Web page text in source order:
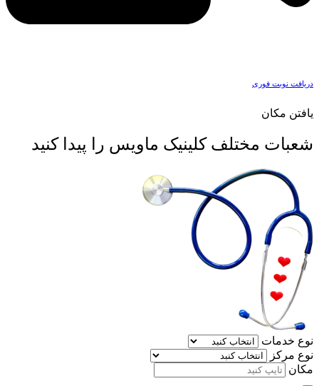
دریافت نوبت فوری
یافتن مکان
شعبات مختلف کلینیک ماویس را پیدا کنید
نوع خدمات
نوع مرکز
مکان